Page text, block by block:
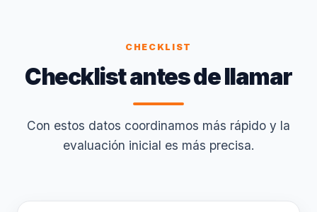
CHECKLIST
Checklist antes de llamar
Con estos datos coordinamos más rápido y la
evaluación inicial es más precisa.